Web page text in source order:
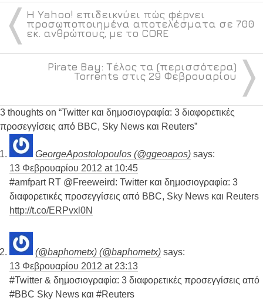
〈 Η Yahoo! επιδεικνύει πώς φέρνει
προσωποποιημένα αποτελέσματα σε 700
εκ. ανθρώπους, με το CORE
〉
Pirate Bay: Τέλος τα (περισσότερα)
Torrents στις 29 Φεβρουαρίου
3 thoughts on “Twitter και δημοσιογραφία: 3 διαφορετικές
προσεγγίσεις από BBC, Sky News και Reuters”
GeorgeApostolopoulos (@ggeoapos) says:
13 Φεβρουαρίου 2012 at 10:45
#amfpart RT @Freeweird: Twitter και δημοσιογραφία: 3
διαφορετικές προσεγγίσεις από BBC, Sky News και Reuters
http://t.co/ERPvxl0N
(@baphometx) (@baphometx) says:
13 Φεβρουαρίου 2012 at 23:13
#Twitter & δημοσιογραφία: 3 διαφορετικές προσεγγίσεις από
#BBC Sky News και #Reuters